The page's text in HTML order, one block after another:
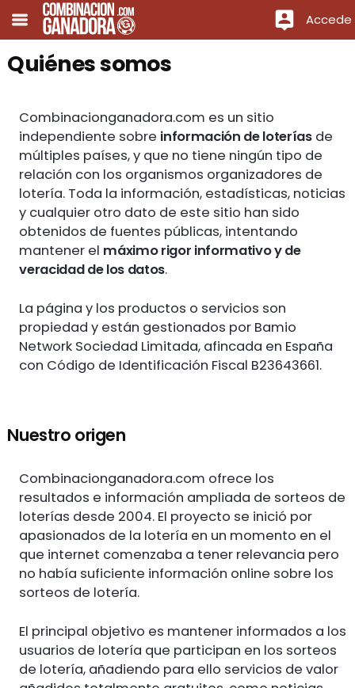
Accede
Quiénes somos
Combinacionganadora.com es un sitio
independiente sobre información de loteríasde
múltiples países, y que no tiene ningún tipo de
relación con los organismos organizadores de
lotería. Toda la información, estadísticas, noticias
y cualquier otro dato de este sitio han sido
obtenidos de fuentes públicas, intentando
mantener el máximo rigor informativo y de
veracidad de los datos.
La página y los productos o servicios son
propiedad y están gestionados por Bamio
Network Sociedad Limitada, afincada en España
con Código de Identificación Fiscal B23643661.
Nuestro origen
Combinacionganadora.com ofrece los
resultados e información ampliada de sorteos de
loterías desde 2004. El proyecto se inició por
apasionados de la lotería en un momento en el
que internet comenzaba a tener relevancia pero
no había suficiente información online sobre los
sorteos de lotería.
El principal objetivo es mantener informados a los
usuarios de lotería que participan en los sorteos
de lotería, añadiendo para ello servicios de valor